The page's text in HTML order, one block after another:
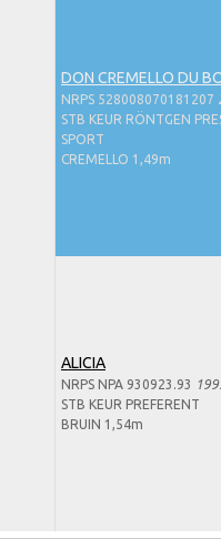
DON CREMELLO DU
NRPS 528008070181207
STB KEUR RÖNTGEN
SPORT
CREMELLO 1,49m
ALICIA
NRPS NPA 930923.93
STB KEUR PREFERENT
BRUIN 1,54m